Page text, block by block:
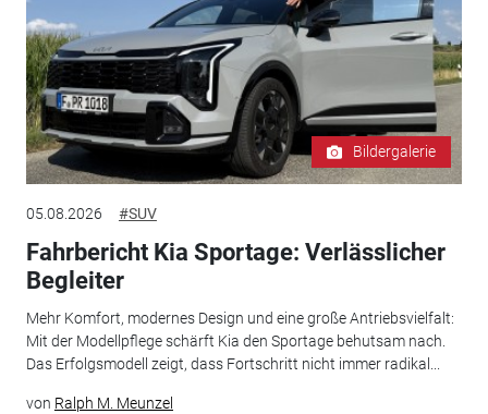
Bildergalerie
05.08.2026 #SUV
Fahrbericht Kia Sportage: Verlässlicher
Begleiter
Mehr Komfort, modernes Design und eine große Antriebsvielfalt:
Mit der Modellpflege schärft Kia den Sportage behutsam nach.
Das Erfolgsmodell zeigt, dass Fortschritt nicht immer radikal...
von Ralph M. Meunzel